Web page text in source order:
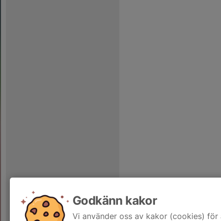
Godkänn kakor
Vi använder oss av kakor (cookies)